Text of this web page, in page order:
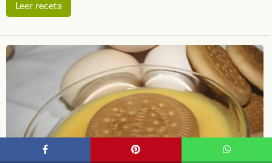
Leer receta